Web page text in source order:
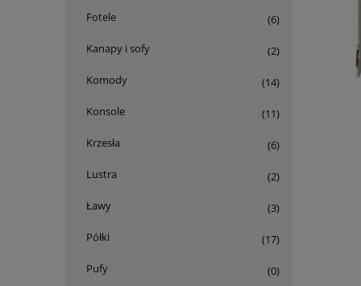
Fotele (6)
Kanapy i sofy (2)
Komody (14)
Konsole (11)
Krzesła (6)
Lustra (2)
Ławy (3)
Półki (17)
Pufy (0)